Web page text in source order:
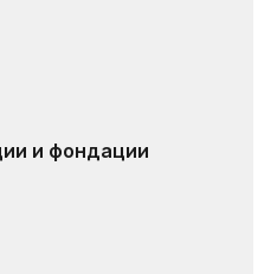
и фондации